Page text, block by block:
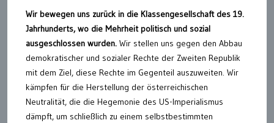
Wir bewegen uns zurück in die Klassengesellschaft des 19.
Jahrhunderts, wo die Mehrheit politisch und sozial
ausgeschlossen wurden. Wir stellen uns gegen den Abbau
demokratischer und sozialer Rechte der Zweiten Republik
mit dem Ziel, diese Rechte im Gegenteil auszuweiten. Wir
kämpfen für die Herstellung der österreichischen
Neutralität, die die Hegemonie des US-Imperialismus
dämpft, um schließlich zu einem selbstbestimmten